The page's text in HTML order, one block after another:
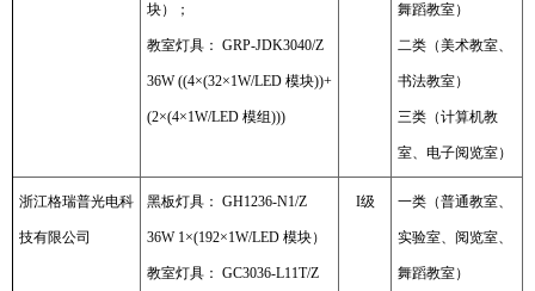
块）；
教室灯具： GRP-JDK3040/Z
36W ((4×(32×1W/LED 模块))+
(2×(4×1W/LED 模组)))
舞蹈教室）
二类（美术教室、
书法教室）
三类（计算机教
室、电子阅览室）
浙江格瑞普光电科
技有限公司
黑板灯具： GH1236-N1/Z
36W 1×(192×1W/LED 模块）
教室灯具： GC3036-L11T/Z
I级 一类（普通教室、
实验室、阅览室、
舞蹈教室）